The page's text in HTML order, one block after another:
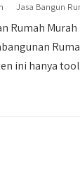
Jasa Bangun
Rumah
ini hanya